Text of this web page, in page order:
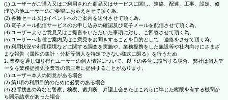
(1) ユーザーがご購入又はご利用された商品又はサービスに関し、連絡、配達、工事、設定、修
理その他ユーザーのご要望にお応えさせて頂く為。
(2) 各種セール又はイベントへのご案内を送付させて頂く為。
(3) 電子メール配信サービスのお申し込みの確認及び電子メールを配信させて頂く為。
(4) ユーザーよりご意見又はご提言をいただいた事項に対し、ご回答させて頂く為。
(5) ユーザーへ各種ご案内又はご意見をお聞きすることを目的として、連絡をさせて頂く為。
(6) 利用状況や利用環境などに関する調査を実施や、業務提携をした施設等や社内向けにさまざ
まな報告（属性の集計・分析等個人を特定できない様式に限る）を行うため
2. 業務を通じ知り得たユーザーの個人情報について、以下の各号に該当する場合、弊社は個人デ
ータを業務提携先企業等の第三者に提供することがあります。
(1) ユーザー本人の同意がある場合
(2) 第1項の利用目的のために必要のある場合
(3) 犯罪捜査の為など警察、検察、裁判所、弁護士会またはこれらに準じた権限を有する機関か
ら開示請求があった場合